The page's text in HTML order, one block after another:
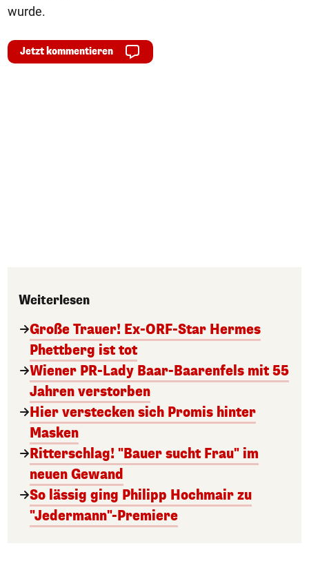
wurde.
Jetzt kommentieren
Weiterlesen
Große Trauer! Ex-ORF-Star Hermes
Phettberg ist tot
Wiener PR-Lady Baar-Baarenfels mit 55
Jahren verstorben
Hier verstecken sich Promis hinter
Masken
Ritterschlag! "Bauer sucht Frau" im
neuen Gewand
So lässig ging Philipp Hochmair zu
"Jedermann"-Premiere